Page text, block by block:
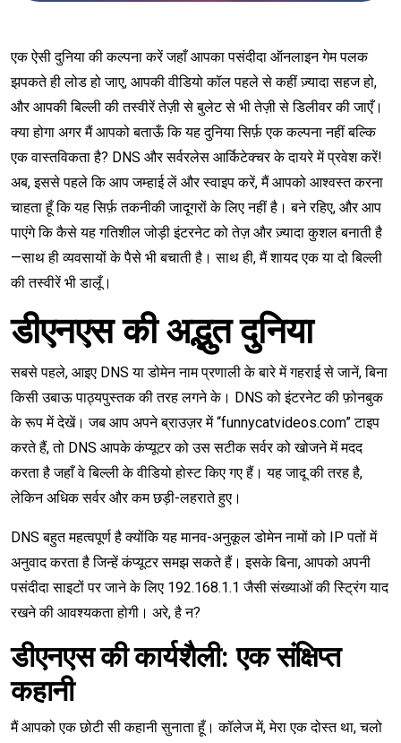
एक ऐसी दुनिया की कल्पना करें जहाँ आपका पसंदीदा ऑनलाइन गेम पलक
झपकते ही लोड हो जाए, आपकी वीडियो कॉल पहले से कहीं ज़्यादा सहज हो,
और आपकी बिल्ली की तस्वीरें तेज़ी से बुलेट से भी तेज़ी से डिलीवर की जाएँ।
क्या होगा अगर मैं आपको बताऊँ कि यह दुनिया सिर्फ़ एक कल्पना नहीं बल्कि
एक वास्तविकता है? DNS और सर्वरलेस आर्किटेक्चर के दायरे में प्रवेश करें!
अब, इससे पहले कि आप जम्हाई लें और स्वाइप करें, मैं आपको आश्वस्त करना
चाहता हूँ कि यह सिर्फ़ तकनीकी जादूगरों के लिए नहीं है। बने रहिए, और आप
पाएंगे कि कैसे यह गतिशील जोड़ी इंटरनेट को तेज़ और ज़्यादा कुशल बनाती है
—साथ ही व्यवसायों के पैसे भी बचाती है। साथ ही, मैं शायद एक या दो बिल्ली
की तस्वीरें भी डालूँ।
डीएनएस की अद्भुत दुनिया
सबसे पहले, आइए DNS या डोमेन नाम प्रणाली के बारे में गहराई से जानें, बिना
किसी उबाऊ पाठ्यपुस्तक की तरह लगने के। DNS को इंटरनेट की फ़ोनबुक
के रूप में देखें। जब आप अपने ब्राउज़र में “funnycatvideos.com” टाइप
करते हैं, तो DNS आपके कंप्यूटर को उस सटीक सर्वर को खोजने में मदद
करता है जहाँ वे बिल्ली के वीडियो होस्ट किए गए हैं। यह जादू की तरह है,
लेकिन अधिक सर्वर और कम छड़ी-लहराते हुए।
DNS बहुत महत्वपूर्ण है क्योंकि यह मानव-अनुकूल डोमेन नामों को IP पतों में
अनुवाद करता है जिन्हें कंप्यूटर समझ सकते हैं। इसके बिना, आपको अपनी
पसंदीदा साइटों पर जाने के लिए 192.168.1.1 जैसी संख्याओं की स्ट्रिंग याद
रखने की आवश्यकता होगी। अरे, है न?
डीएनएस की कार्यशैली: एक संक्षिप्त
कहानी
मैं आपको एक छोटी सी कहानी सुनाता हूँ। कॉलेज में, मेरा एक दोस्त था, चलो